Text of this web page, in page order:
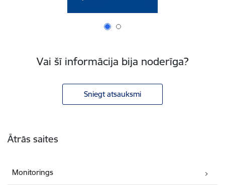
Vai šī informācija bija noderīga?
Sniegt atsauksmi
Ātrās saites
Monitorings